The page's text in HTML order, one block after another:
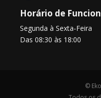
Horário de
Segunda à Sexta-Feira
Das 08:30 às 18:00
©